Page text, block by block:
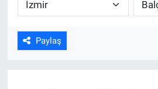
Paylaş